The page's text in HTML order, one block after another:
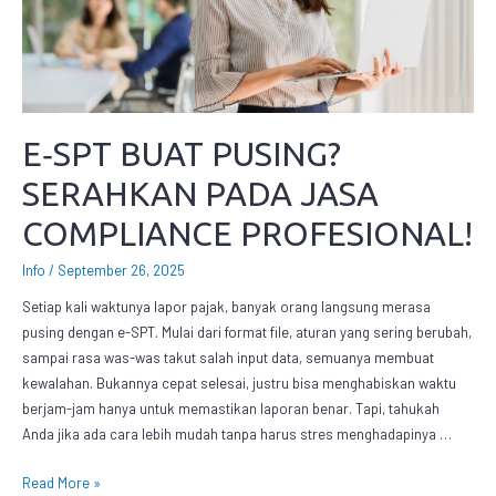
E‑SPT BUAT PUSING?
SERAHKAN PADA JASA
COMPLIANCE PROFESIONAL!
Info / September 26, 2025
Setiap kali waktunya lapor pajak, banyak orang langsung merasa
pusing dengan e-SPT. Mulai dari format file, aturan yang sering berubah,
sampai rasa was-was takut salah input data, semuanya membuat
kewalahan. Bukannya cepat selesai, justru bisa menghabiskan waktu
berjam-jam hanya untuk memastikan laporan benar. Tapi, tahukah
Anda jika ada cara lebih mudah tanpa harus stres menghadapinya …
Read More »